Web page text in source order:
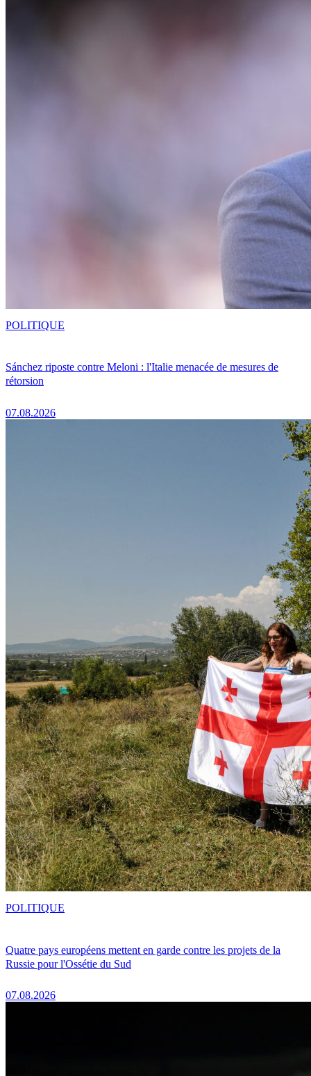
Sánchez riposte contre Meloni : l'Italie menacée de mesures de
rétorsion
07.08.2026
POLITIQUE
Quatre pays européens mettent en garde contre les projets de la
Russie pour l'Ossétie du Sud
07.08.2026
POLITIQUE